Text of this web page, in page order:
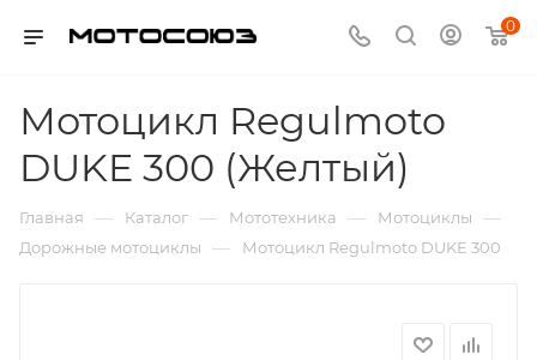
0
Мотоцикл Regulmoto
DUKE 300 (Желтый)
Главная — Каталог — Мототехника — Мотоциклы —
Дорожные мотоциклы — Мотоцикл Regulmoto DUKE 300